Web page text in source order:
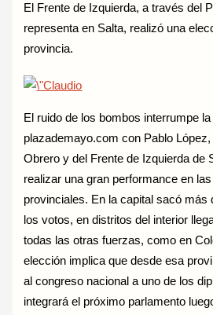
El Frente de Izquierda, a través del
representa en Salta, realizó una
provincia.
El ruido de los bombos interrumpe
plazademayo.com con Pablo
Obrero y del Frente de Izquierda de
realizar una gran performance en
provinciales. En la capital sacó más
los votos, en distritos del interior
todas las otras fuerzas, como en
elección implica que desde esa
al congreso nacional a uno de los
integrará el próximo parlamento